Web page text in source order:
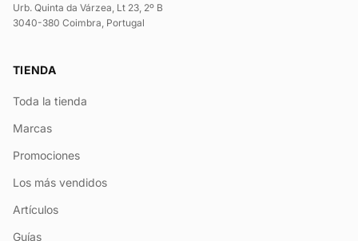
Urb. Quinta da Várzea, Lt 23, 2º B
3040-380 Coimbra, Portugal
TIENDA
Toda la tienda
Marcas
Promociones
Los más vendidos
Artículos
Guías